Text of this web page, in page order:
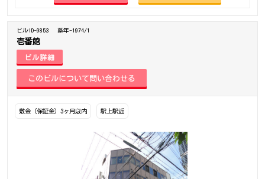
ビルID-9853 築年-1974/1
壱番館
ビル詳細
敷金（保証金）3ヶ月以内 駅上駅近